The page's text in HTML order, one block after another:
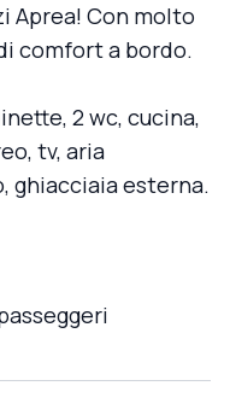
Aprea! Con molto
comfort a bordo.
2 wc, cucina,
tv, aria
ghiacciaia esterna.